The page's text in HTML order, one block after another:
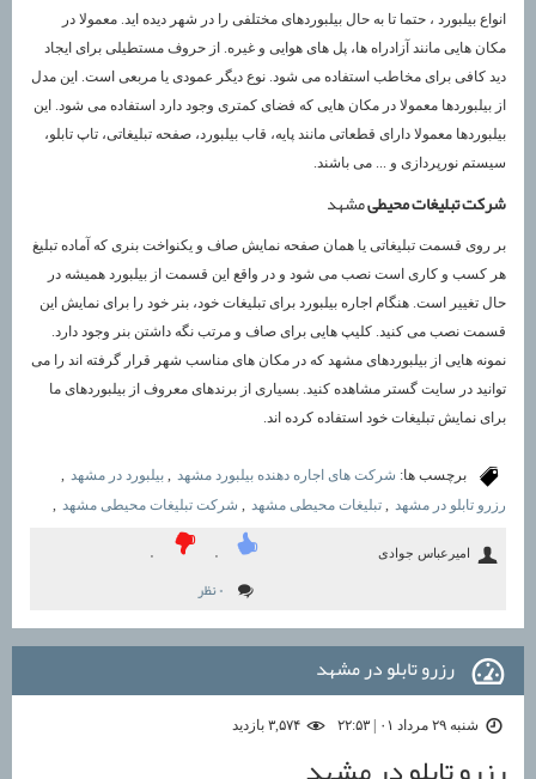
انواع بیلبورد ، حتما تا به حال بیلبوردهای مختلفی را در شهر دیده اید. معمولا در
مکان هایی مانند آزادراه ها، پل های هوایی و غیره. از حروف مستطیلی برای ایجاد
دید کافی برای مخاطب استفاده می شود. نوع دیگر عمودی یا مربعی است. این مدل
از بیلبوردها معمولا در مکان هایی که فضای کمتری وجود دارد استفاده می شود. این
بیلبوردها معمولا دارای قطعاتی مانند پایه، قاب بیلبورد، صفحه تبلیغاتی، تاپ تابلو،
سیستم نورپردازی و ... می باشند.
شرکت تبلیغات محیطیمشهد
بر روی قسمت تبلیغاتی یا همان صفحه نمایش صاف و یکنواخت بنری که آماده تبلیغ
هر کسب و کاری است نصب می شود و در واقع این قسمت از بیلبورد همیشه در
حال تغییر است. هنگام اجاره بیلبورد برای تبلیغات خود، بنر خود را برای نمایش این
قسمت نصب می کنید. کلیپ هایی برای صاف و مرتب نگه داشتن بنر وجود دارد.
نمونه هایی از بیلبوردهای مشهد که در مکان های مناسب شهر قرار گرفته اند را می
توانید در سایت گستر مشاهده کنید. بسیاری از برندهای معروف از بیلبوردهای ما
برای نمایش تبلیغات خود استفاده کرده اند.
برچسب ها: شرکت های اجاره دهنده بیلبورد مشهد , بیلبورد در مشهد ,
رزرو تابلو در مشهد , تبلیغات محیطی مشهد , شرکت تبلیغات محیطی مشهد ,
امیرعباس جوادی ۰ ۰
۰ نظر
رزرو تابلو در مشهد
شنبه ۲۹ مرداد ۰۱ | ۲۲:۵۳